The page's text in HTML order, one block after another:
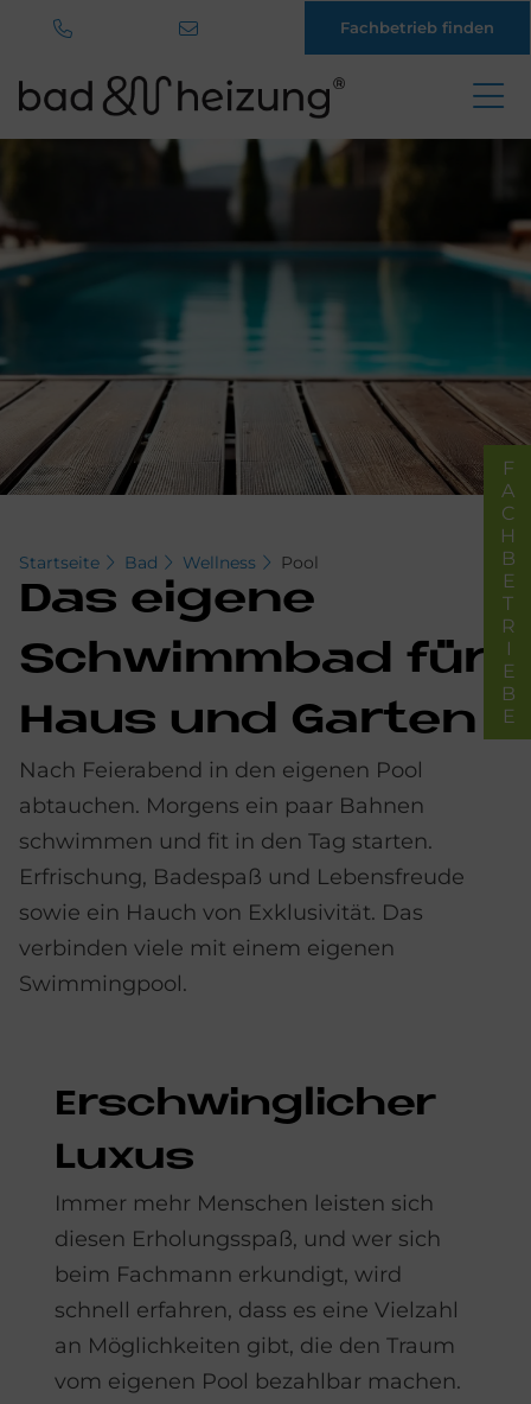
Fachbetrieb finden
Startseite Bad Wellness Pool
Das ei­ge­ne
Schwimm­bad für
Haus und Gar­ten
Nach Feierabend in den eigenen Pool
abtauchen. Morgens ein paar Bahnen
schwimmen und fit in den Tag starten.
Erfrischung, Badespaß und Lebensfreude
sowie ein Hauch von Exklusivität. Das
verbinden viele mit einem eigenen
Swimmingpool.
Er­schwing­li­cher
Lu­xus
Immer mehr Menschen leisten sich
diesen Erholungsspaß, und wer sich
beim Fachmann erkundigt, wird
schnell erfahren, dass es eine Vielzahl
an Möglichkeiten gibt, die den Traum
vom eigenen Pool bezahlbar machen.
FACHBETRIEBE